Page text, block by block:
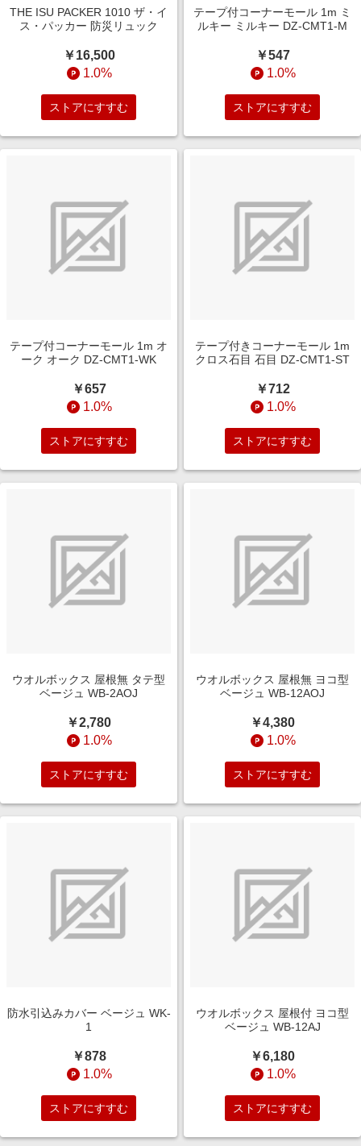
THE ISU PACKER 1010 ザ・イ
ス・パッカー 防災リュック
￥16,500
1.0%
ストアにすすむ
テープ付コーナーモール 1m ミ
ルキー ミルキー DZ-CMT1-M
￥547
1.0%
ストアにすすむ
テープ付コーナーモール 1m オ
ーク オーク DZ-CMT1-WK
￥657
1.0%
ストアにすすむ
テープ付きコーナーモール 1m
クロス石目 石目 DZ-CMT1-ST
￥712
1.0%
ストアにすすむ
ウオルボックス 屋根無 タテ型
ベージュ WB-2AOJ
￥2,780
1.0%
ストアにすすむ
ウオルボックス 屋根無 ヨコ型
ベージュ WB-12AOJ
￥4,380
1.0%
ストアにすすむ
防水引込みカバー ベージュ WK-
1
￥878
1.0%
ストアにすすむ
ウオルボックス 屋根付 ヨコ型
ベージュ WB-12AJ
￥6,180
1.0%
ストアにすすむ